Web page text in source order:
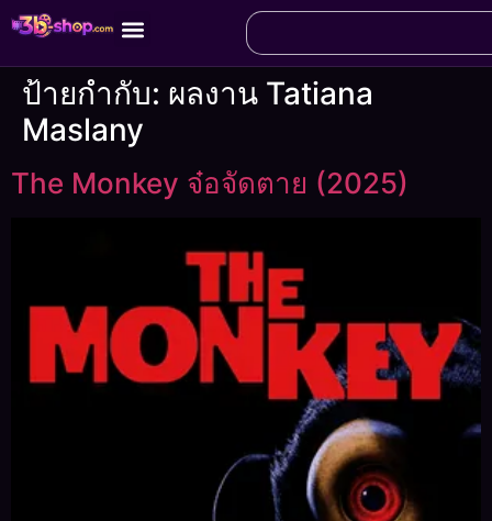
ป้ายกำกับ: ผลงาน Tatiana
Maslany
The Monkey จ๋อจัดตาย (2025)